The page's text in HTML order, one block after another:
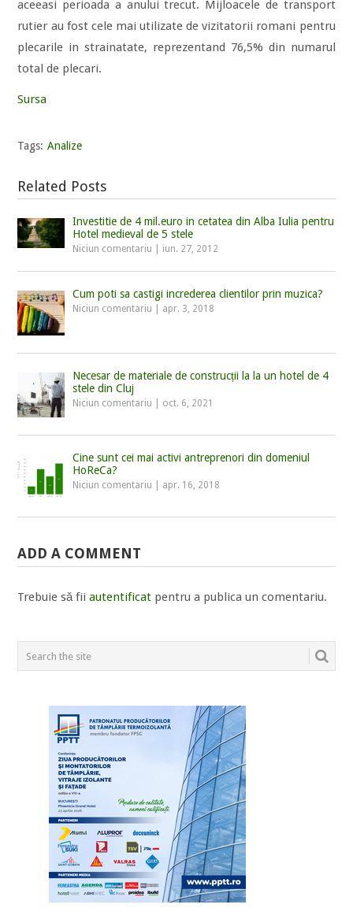
aceeasi perioada a anului trecut. Mijloacele de transport
rutier au fost cele mai utilizate de vizitatorii romani pentru
plecarile in strainatate, reprezentand 76,5% din numarul
total de plecari.
Sursa
Tags: Analize
Related Posts
Investitie de 4 mil.euro in cetatea din Alba Iulia pentru
Hotel medieval de 5 stele
Niciun comentariu iun. 27, 2012
Cum poti sa castigi increderea clientilor prin muzica?
Niciun comentariu apr. 3, 2018
Necesar de materiale de construcții la la un hotel de 4
stele din Cluj
Niciun comentariu oct. 6, 2021
Cine sunt cei mai activi antreprenori din domeniul
HoReCa?
Niciun comentariu apr. 16, 2018
ADD A COMMENT
Trebuie să fiiautentificat pentru a publica un comentariu.